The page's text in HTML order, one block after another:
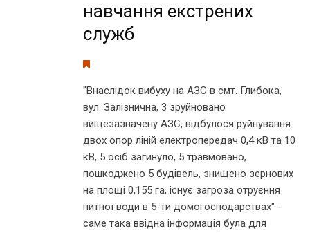
навчання екстрених
служб
"Внаслідок вибуху на АЗС в смт. Глибока,
вул. Залізнична, 3 зруйновано
вищезазначену АЗС, відбулося руйнування
двох опор ліній електропередач 0,4 кВ та 10
кВ, 5 осіб загинуло, 5 травмовано,
пошкоджено 5 будівель, знищено зернових
на площі 0,155 га, існує загроза отруєння
питної води в 5-ти домогосподарствах" -
саме така ввідна інформація була для